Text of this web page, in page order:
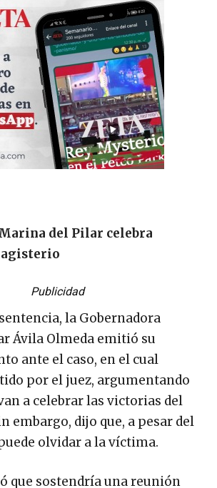
del Pilar celebra
Publicidad
la Gobernadora
Ávila Olmeda emitió su
ante el caso, en el cual
por el juez, argumentando
a celebrar las victorias del
embargo, dijo que, a pesar del
olvidar a la víctima.
que sostendría una reunión